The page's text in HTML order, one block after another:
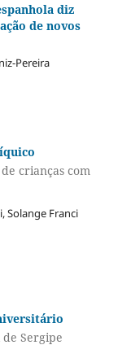
diz
de novos
Pereira
crianças com
Solange Franci
de Sergipe